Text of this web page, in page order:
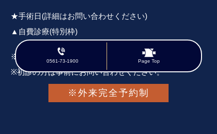
★手術日(詳細はお問い合わせください)
▲自費診療(特別枠)
※受付時間は診療時間の30分前です。
※初診の方は事前にお問い合わせください。
※外来完全予約制
0561-73-1900 Page Top